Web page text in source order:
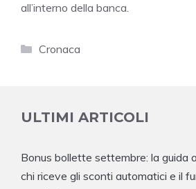
all’interno della banca.
Categorie
Cronaca
ULTIMI ARTICOLI
Bonus bollette settembre: la guida
chi riceve gli sconti automatici e il